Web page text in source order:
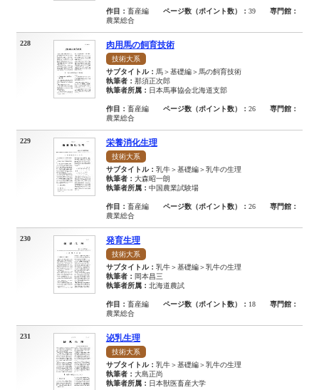
作目： 畜産編 ページ数（ポイント数）： 39
専門館：
農業総合
228 肉用馬の飼育技術
技術大系
サブタイトル： 馬＞基礎編＞馬の飼育技術
執筆者： 那須正次郎
執筆者所属： 日本馬事協会北海道支部
作目： 畜産編 ページ数（ポイント数）： 26
専門館：
農業総合
229 栄養消化生理
技術大系
サブタイトル： 乳牛＞基礎編＞乳牛の生理
執筆者： 大森昭一朗
執筆者所属： 中国農業試験場
作目： 畜産編 ページ数（ポイント数）： 26
専門館：
農業総合
230 発育生理
技術大系
サブタイトル： 乳牛＞基礎編＞乳牛の生理
執筆者： 岡本昌三
執筆者所属： 北海道農試
作目： 畜産編 ページ数（ポイント数）： 18
専門館：
農業総合
231 泌乳生理
技術大系
サブタイトル： 乳牛＞基礎編＞乳牛の生理
執筆者： 大島正尚
執筆者所属： 日本獣医畜産大学